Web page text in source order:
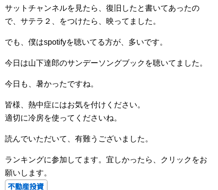
サットチャンネルを見たら、復旧したと書いてあったの
で、サテラ２、をつけたら、映ってました。
でも、僕はspotifyを聴いてる方が、多いです。
今日は山下達郎のサンデーソングブックを聴いてました。
今日も、暑かったですね。
皆様、熱中症にはお気を付けください。
適切に冷房を使ってくださいね。
読んでいただいて、有難うございました。
ランキングに参加してます。宜しかったら、クリックをお
願いします。